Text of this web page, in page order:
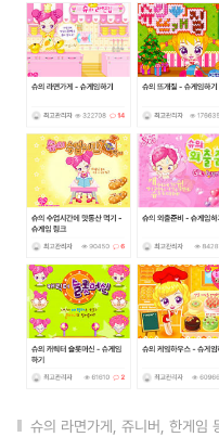
슈의 라면가게, 쥬니버, 한게임